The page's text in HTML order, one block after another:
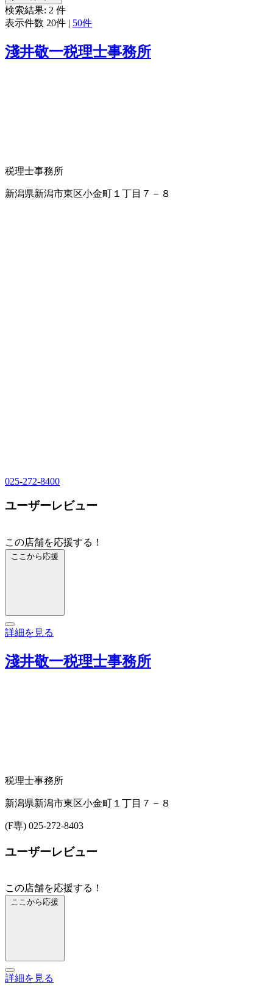
検索結果: 2 件
表示件数 20件 | 50件
淺井敬一税理士事務所
税理士事務所
新潟県新潟市東区小金町１丁目７－８
025-272-8400
ユーザーレビュー
この店舗を応援する！
ここから応援
詳細を見る
淺井敬一税理士事務所
税理士事務所
新潟県新潟市東区小金町１丁目７－８
(F専) 025-272-8403
ユーザーレビュー
この店舗を応援する！
ここから応援
詳細を見る